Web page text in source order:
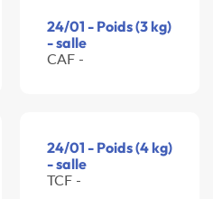
24/01 - Poids (3 kg)
- salle
CAF -
24/01 - Poids (4 kg)
- salle
TCF -